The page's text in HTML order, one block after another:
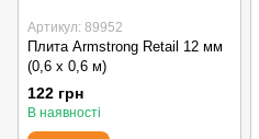
Артикул: 89952
Плита Armstrong Retail 12 мм
(0,6 х 0,6 м)
122 грн
В наявності